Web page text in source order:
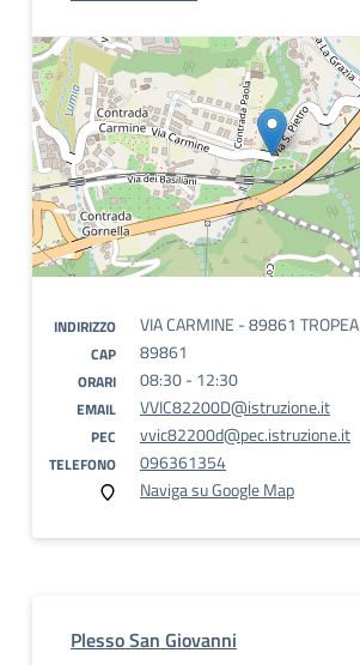
INDIRIZZO VIA CARMINE - 89861 TROPEA
CAP 89861
ORARI 08:30 - 12:30
EMAIL VVIC82200D@istruzione.it
PEC vvic82200d@pec.istruzione.it
TELEFONO
096361354
Naviga su Google Map
Plesso San Giovanni